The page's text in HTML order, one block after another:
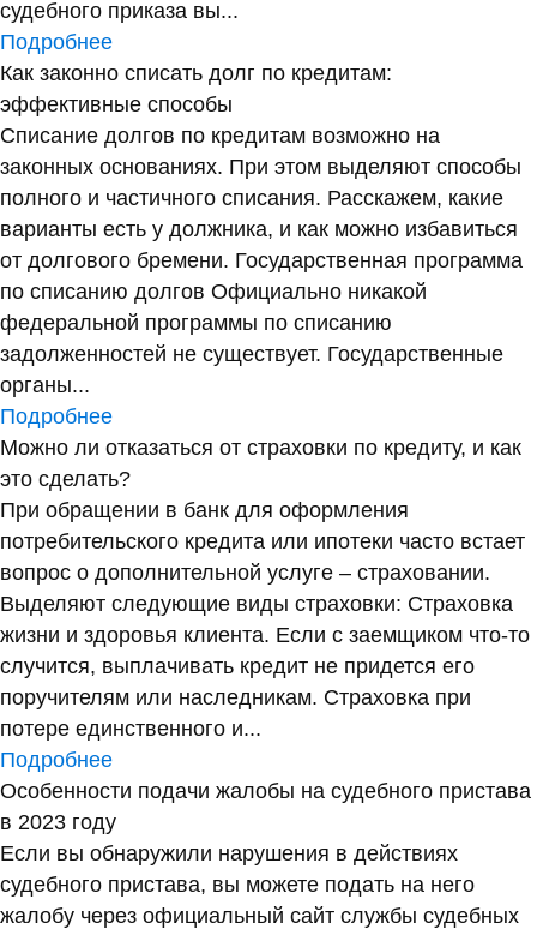
судебного приказа вы...
Подробнее
Как законно списать долг по кредитам:
эффективные способы
Списание долгов по кредитам возможно на
законных основаниях. При этом выделяют способы
полного и частичного списания. Расскажем, какие
варианты есть у должника, и как можно избавиться
от долгового бремени. Государственная программа
по списанию долгов Официально никакой
федеральной программы по списанию
задолженностей не существует. Государственные
органы...
Подробнее
Можно ли отказаться от страховки по кредиту, и как
это сделать?
При обращении в банк для оформления
потребительского кредита или ипотеки часто встает
вопрос о дополнительной услуге – страховании.
Выделяют следующие виды страховки: Страховка
жизни и здоровья клиента. Если с заемщиком что-то
случится, выплачивать кредит не придется его
поручителям или наследникам. Страховка при
потере единственного и...
Подробнее
Особенности подачи жалобы на судебного пристава
в 2023 году
Если вы обнаружили нарушения в действиях
судебного пристава, вы можете подать на него
жалобу через официальный сайт службы судебных